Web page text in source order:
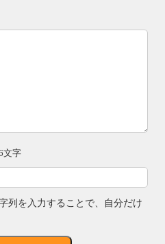
文字
列を入力することで、自分だけ